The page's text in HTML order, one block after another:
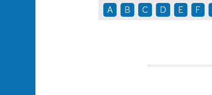
A B C D E F